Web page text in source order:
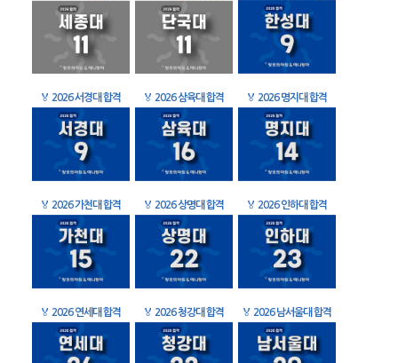
🏅 2026 서경대 합격 🏅 2026 삼육대 합격 🏅 2026 명지대 합격
🏅 2026 가천대 합격 🏅 2026 상명대 합격 🏅 2026 인하대 합격
🏅 2026 연세대 합격 🏅 2026 청강대 합격 🏅 2026 남서울대 합격